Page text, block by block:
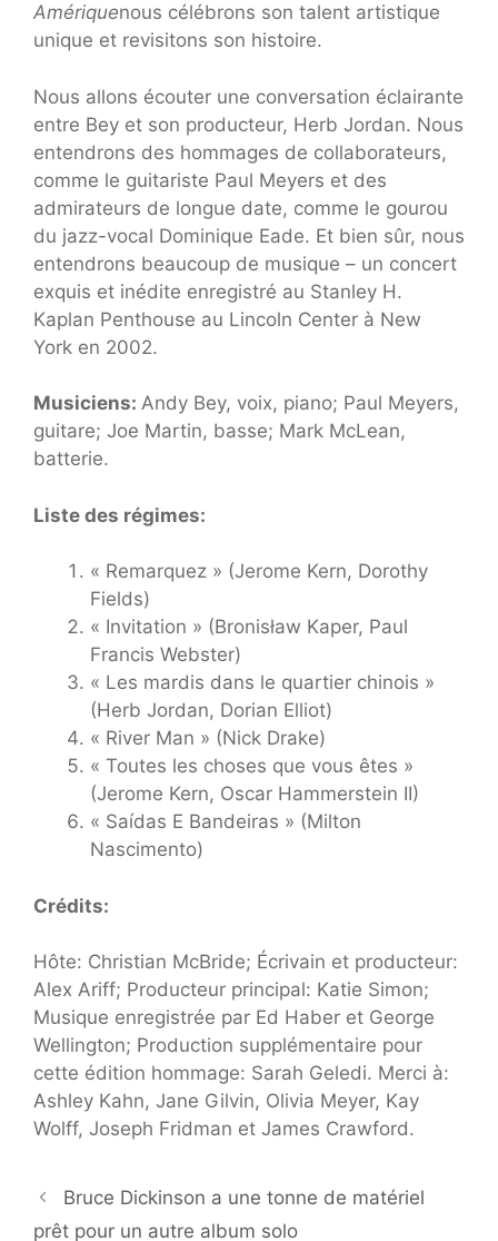
Amériquenous célébrons son talent artistique
unique et revisitons son histoire.
Nous allons écouter une conversation éclairante
entre Bey et son producteur, Herb Jordan. Nous
entendrons des hommages de collaborateurs,
comme le guitariste Paul Meyers et des
admirateurs de longue date, comme le gourou
du jazz-vocal Dominique Eade. Et bien sûr, nous
entendrons beaucoup de musique – un concert
exquis et inédite enregistré au Stanley H.
Kaplan Penthouse au Lincoln Center à New
York en 2002.
Musiciens: Andy Bey, voix, piano; Paul Meyers,
guitare; Joe Martin, basse; Mark McLean,
batterie.
Liste des régimes:
« Remarquez » (Jerome Kern, Dorothy
Fields)
« Invitation » (Bronisław Kaper, Paul
Francis Webster)
« Les mardis dans le quartier chinois »
(Herb Jordan, Dorian Elliot)
« River Man » (Nick Drake)
« Toutes les choses que vous êtes »
(Jerome Kern, Oscar Hammerstein II)
« Saídas E Bandeiras » (Milton
Nascimento)
Crédits:
Hôte: Christian McBride; Écrivain et producteur:
Alex Ariff; Producteur principal: Katie Simon;
Musique enregistrée par Ed Haber et George
Wellington; Production supplémentaire pour
cette édition hommage: Sarah Geledi. Merci à:
Ashley Kahn, Jane Gilvin, Olivia Meyer, Kay
Wolff, Joseph Fridman et James Crawford.
Bruce Dickinson a une tonne de matériel
prêt pour un autre album solo